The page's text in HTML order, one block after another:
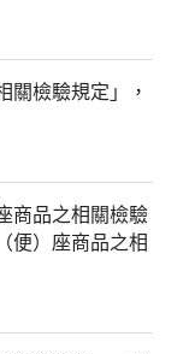
關檢驗規定」，
商品之相關檢驗
便）座商品之相